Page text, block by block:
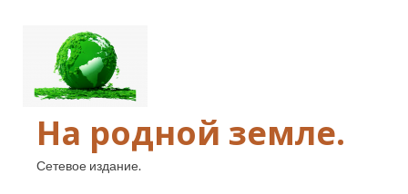
На родной земле.
Сетевое издание.